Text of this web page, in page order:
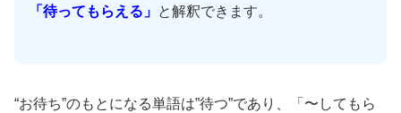
「待ってもらえる」 と解釈できます。
“お待ち”のもとになる単語は”待つ”であり、「〜してもら